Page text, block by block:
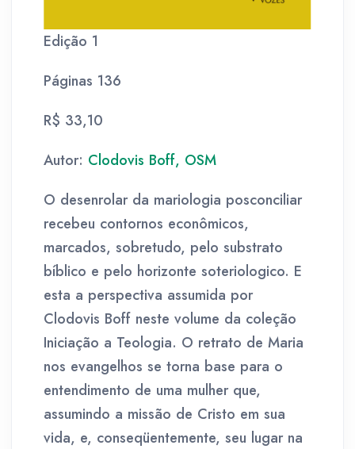
Edição 1
Páginas 136
R$ 33,10
Autor: Clodovis Boff, OSM
O desenrolar da mariologia posconciliar
recebeu contornos econômicos,
marcados, sobretudo, pelo substrato
bíblico e pelo horizonte soteriologico. E
esta a perspectiva assumida por
Clodovis Boff neste volume da coleção
Iniciação a Teologia. O retrato de Maria
nos evangelhos se torna base para o
entendimento de uma mulher que,
assumindo a missão de Cristo em sua
vida, e, conseqüentemente, seu lugar na